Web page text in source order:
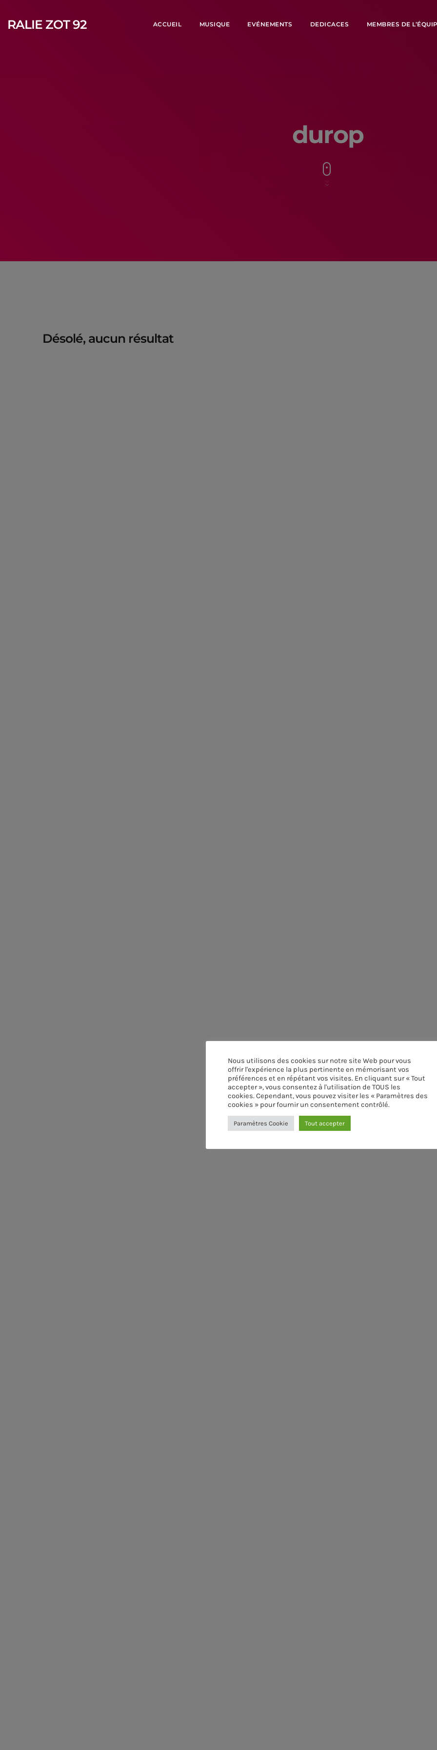
RALIE ZOT 92 ACCUEIL MUSIQUE EVÉNEMENTS DEDICACES MEMBRES DE
durop
Désolé, aucun résultat
Nous utilisons des cookies sur notre site Web pour vous
offrir l'expérience la plus pertinente en mémorisant vos
préférences et en répétant vos visites. En cliquant sur « Tout
accepter », vous consentez à l'utilisation de TOUS les
cookies. Cependant, vous pouvez visiter les « Paramètres des
cookies » pour fournir un consentement contrôlé.
Paramètres Cookie Tout accepter